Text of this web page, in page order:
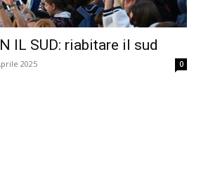
IL SUD: riabitare il sud
2025 0